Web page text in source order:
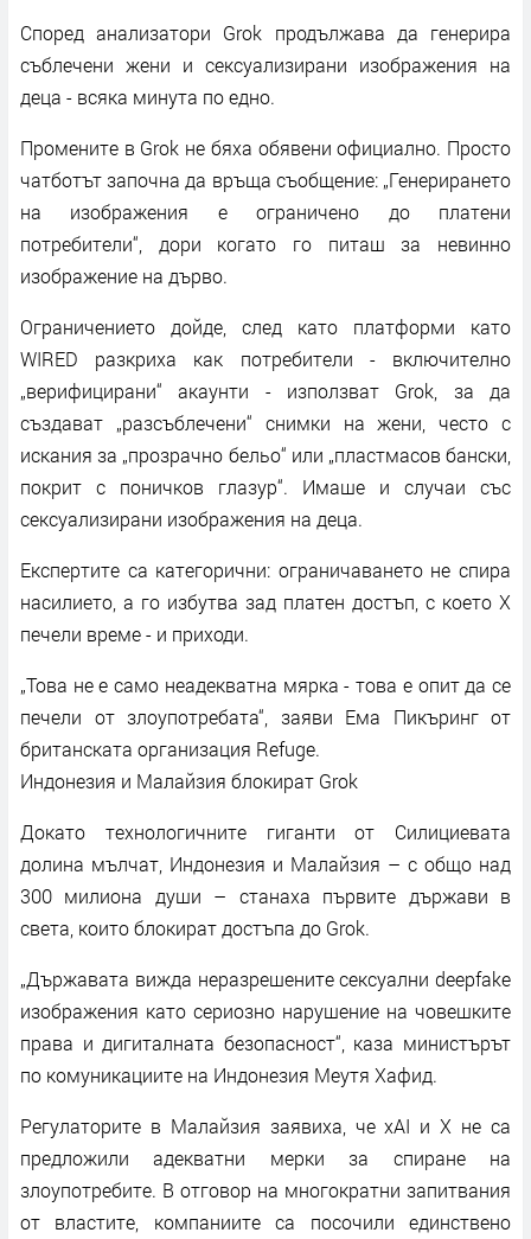
Според анализатори Grok продължава да генерира
съблечени жени и сексуализирани изображения на
деца - всяка минута по едно.
Промените в Grok не бяха обявени официално. Просто
чатботът започна да връща съобщение: „Генерирането
на изображения е ограничено до платени
потребители“, дори когато го питаш за невинно
изображение на дърво.
Ограничението дойде, след като платформи като
WIRED разкриха как потребители - включително
„верифицирани“ акаунти - използват Grok, за да
създават „разсъблечени“ снимки на жени, често с
искания за „прозрачно бельо“ или „пластмасов бански,
покрит с поничков глазур“. Имаше и случаи със
сексуализирани изображения на деца.
Експертите са категорични: ограничаването не спира
насилието, а го избутва зад платен достъп, с което X
печели време - и приходи.
„Това не е само неадекватна мярка - това е опит да се
печели от злоупотребата“, заяви Ема Пикъринг от
британската организация Refuge.
Индонезия и Малайзия блокират Grok
Докато технологичните гиганти от Силициевата
долина мълчат, Индонезия и Малайзия – с общо над
300 милиона души – станаха първите държави в
света, които блокират достъпа до Grok.
„Държавата вижда неразрешените сексуални deepfake
изображения като сериозно нарушение на човешките
права и дигиталната безопасност“, каза министърът
по комуникациите на Индонезия Меутя Хафид.
Регулаторите в Малайзия заявиха, че xAI и X не са
предложили адекватни мерки за спиране на
злоупотребите. В отговор на многократни запитвания
от властите, компаниите са посочили единствено